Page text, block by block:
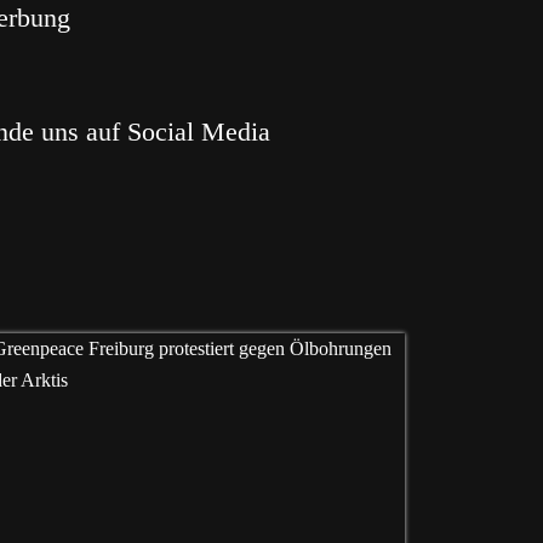
uns auf Social Media